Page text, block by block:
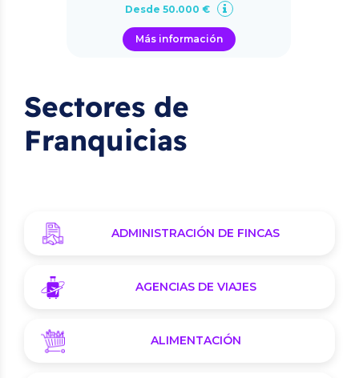
Desde 50.000 €
Más información
Sectores de
Franquicias
ADMINISTRACIÓN DE FINCAS
AGENCIAS DE VIAJES
ALIMENTACIÓN